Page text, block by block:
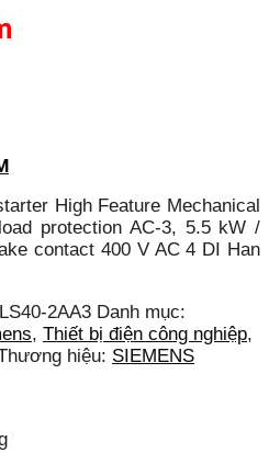
High Feature Mechanical
protection AC-3, 5.5 kW /
contact 400 V AC 4 DI Han
2AA3 Danh mục:
, Thiết bị điện công nghiệp,
hiệu: SIEMENS